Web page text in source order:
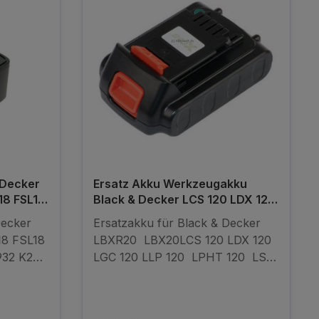
FSL18
FSL18
K2
Ersatz Akku Werkzeugakku
Black & Decker LCS 120 LDX 120
LGC 120 LLP 120 LBXR20
Ersatzakku für Black & Decker
LBXR20 LBX20LCS 120 LDX 120
LGC 120 LLP 120 LPHT 120 LST